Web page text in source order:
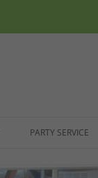
PARTY SERVICE